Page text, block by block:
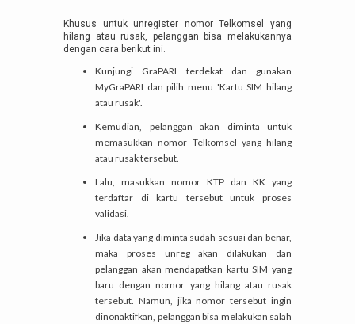
Khusus untuk unregister nomor Telkomsel yang
hilang atau rusak, pelanggan bisa melakukannya
dengan cara berikut ini.
Kunjungi GraPARI terdekat dan gunakan
MyGraPARI dan pilih menu 'Kartu SIM hilang
atau rusak'.
Kemudian, pelanggan akan diminta untuk
memasukkan nomor Telkomsel yang hilang
atau rusak tersebut.
Lalu, masukkan nomor KTP dan KK yang
terdaftar di kartu tersebut untuk proses
validasi.
Jika data yang diminta sudah sesuai dan benar,
maka proses unreg akan dilakukan dan
pelanggan akan mendapatkan kartu SIM yang
baru dengan nomor yang hilang atau rusak
tersebut. Namun, jika nomor tersebut ingin
dinonaktifkan, pelanggan bisa melakukan salah